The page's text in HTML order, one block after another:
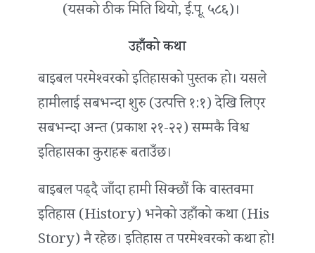
(यसको ठीक मिति थियो, ई.पू. ५८६)।
उहाँको कथा
बाइबल परमेश्‍वरको इतिहासको पुस्तक हो। यसले
हामीलाई सबभन्दा शुरु (उत्पत्ति १:१) देखि लिएर
सबभन्दा अन्त (प्रकाश २१-२२) सम्मकै विश्व
इतिहासका कुराहरू बताउँछ।
बाइबल पढ्दै जाँदा हामी सिक्छौं कि वास्तवमा
इतिहास (History) भनेको उहाँको कथा (His
Story) नै रहेछ। इतिहास त परमेश्‍वरको कथा हो!